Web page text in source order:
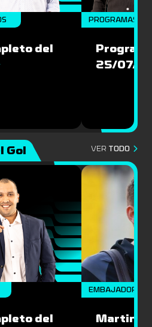
del
PROGRAMAS
25/07/
Gol VER TODO
del
EMBAJADORES
Martin